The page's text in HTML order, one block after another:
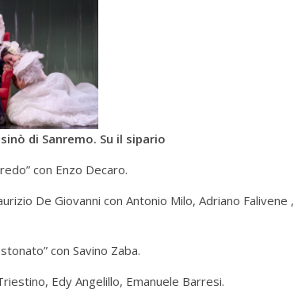
di Sanremo. Su il sipario
con Enzo Decaro.
De Giovanni con Antonio Milo, Adriano Falivene ,
con Savino Zaba.
Edy Angelillo, Emanuele Barresi.